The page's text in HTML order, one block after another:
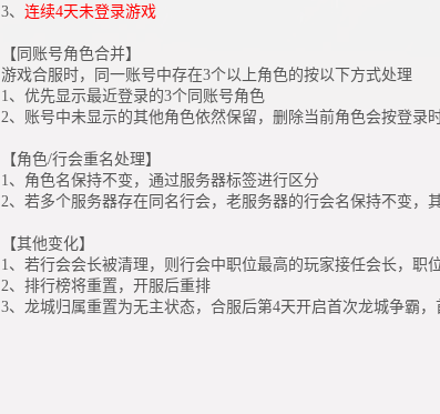
3、 连续4天未登录游戏
【同账号角色合并】
游戏合服时，同一账号中存在3个以上角色的按以下方式处理
1、优先显示最近登录的3个同账号角色
2、账号中未显示的其他角色依然保留，删除当前角色会按登录
【角色/行会重名处理】
1、角色名保持不变，通过服务器标签进行区分
2、若多个服务器存在同名行会，老服务器的行会名保持不变，
【其他变化】
1、若行会会长被清理，则行会中职位最高的玩家接任会长，职
2、排行榜将重置，开服后重排
3、龙城归属重置为无主状态，合服后第4天开启首次龙城争霸